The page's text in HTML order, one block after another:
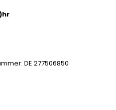
DE 277506850